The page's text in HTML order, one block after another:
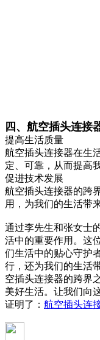
四、航空插头连接
提高生活质量
航空插头连接器在生
定、可靠，从而提高
促进技术发展
航空插头连接器的跨
用，为我们的生活带
通过李先生和张女士
活中的重要作用。这
们生活中的贴心守护
行，还为我们的生活
空插头连接器的跨界
美好生活。让我们向
证明了： 航空插头连